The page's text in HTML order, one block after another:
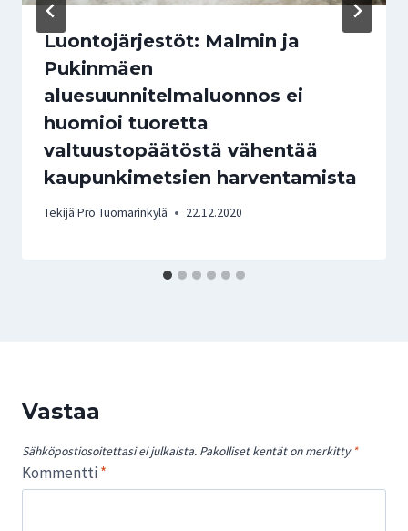
Luontojärjestöt: Malmin ja
Pukinmäen
aluesuunnitelmaluonnos ei
huomioi tuoretta
valtuustopäätöstä vähentää
kaupunkimetsien harventamista
Tekijä Pro Tuomarinkylä 22.12.2020
Vastaa
Sähköpostiosoitettasi ei julkaista. Pakolliset kentät on merkitty *
Kommentti *